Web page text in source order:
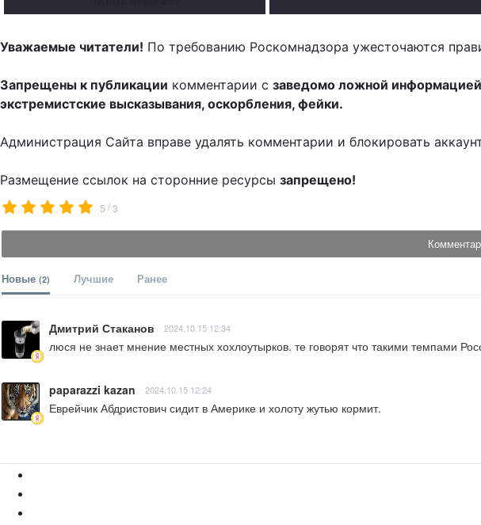
Уважаемые читатели! По требованию Роскомнадзора ужесточаются
Запрещены к публикации комментарии с заведомо ложной информацией
экстремистские высказывания, оскорбления, фейки.
Администрация Сайта вправе удалять комментарии и блокировать
Размещение ссылок на сторонние ресурсы запрещено!
5 /3
Новые (2) Лучшие Ранее
Дмитрий Стаканов 2024.10.15 12:34
люся не знает мнение местных хохлоутырков. те говорят что такими темпами
paparazzi kazan 2024.10.15 12:24
Еврейчик Абдристович сидит в Америке и холоту жутью кормит.